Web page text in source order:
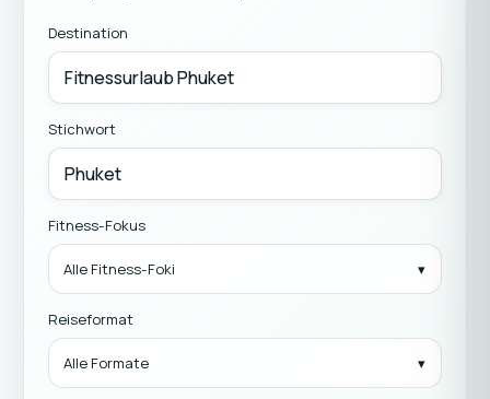
Destination
Stichwort
Fitness-Fokus
Alle Fitness-Foki
Reiseformat
Alle Formate